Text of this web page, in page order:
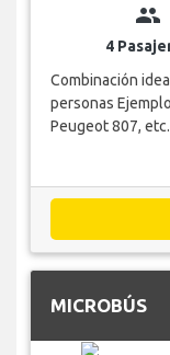
group
4
Combinación
personas
Peugeot 807, etc.
MICROBÚS